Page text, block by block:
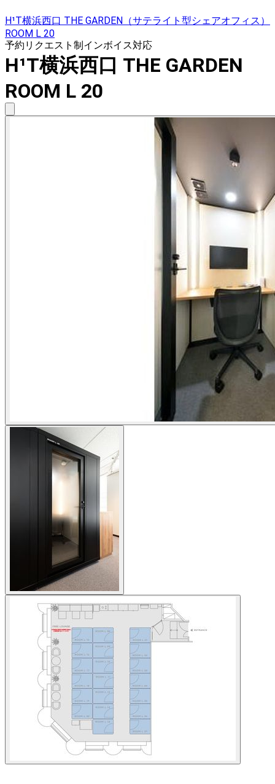
H¹T横浜西口 THE GARDEN（サテライト型シェアオフィス）
ROOM L 20
予約リクエスト制インボイス対応
H¹T横浜西口 THE GARDEN
ROOM L 20